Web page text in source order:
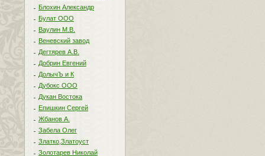
Блохин Александр
Булат ООО
Ваулин М.В.
Веневский завод
Дегтярев А.В.
Добрин Евгений
ДолычЪ и К
Дубокс ООО
Дукан Востока
Епишкин Сергей
Жбанов А.
Забела Олег
Златко,Златоуст
Золотарев Николай